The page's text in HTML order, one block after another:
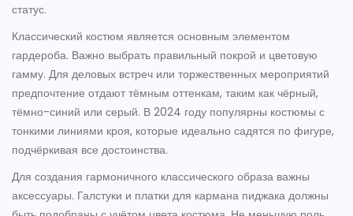
статус.
Классический костюм является основным элементом
гардероба. Важно выбрать правильный покрой и цветовую
гамму. Для деловых встреч или торжественных мероприятий
предпочтение отдают тёмным оттенкам, таким как чёрный,
тёмно-синий или серый. В 2024 году популярны костюмы с
тонкими линиями кроя, которые идеально садятся по фигуре,
подчёркивая все достоинства.
Для создания гармоничного классического образа важны
аксессуары. Галстуки и платки для кармана пиджака должны